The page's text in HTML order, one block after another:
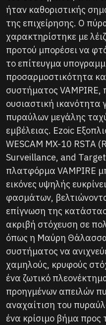
ήταν καθοριστικής
της επιχείρησης. Ο
χαρακτηρίστηκε με
προτού μπορέσει να
το επίτευγμα
προσαρμοστικότητα
συστήματος VAMPIRE,
ουσιαστική ικανότητα
πυραύλων μεγάλης
εμβέλειας. Ezoic
WESCAM MX-10 RSTA
Surveillance, and
πλατφόρμα VAMPIRE
εικόνες υψηλής
φασμάτων,
επίγνωση της
ακριβή στόχευση σε
όπως η Μαύρη
συστήματος να
χαμηλούς, κρυφούς
ένα ζωτικό
προηγμένων απειλών
αναχαίτιση του
ένα κρίσιμο βήμα προς